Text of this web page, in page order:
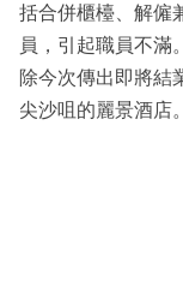
括合併櫃檯、解僱
員，引起職員不滿
除今次傳出即將結
尖沙咀的麗景酒店。